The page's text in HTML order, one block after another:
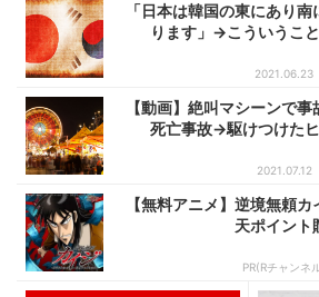
「日本は韓国の東にあり
ります」→こういうこ
2021.06.23
【動画】絶叫マシーンで
死亡事故→駆けつけた
2021.07.12
【無料アニメ】逆境無頼
天ポイント
PR(Rチャンネ